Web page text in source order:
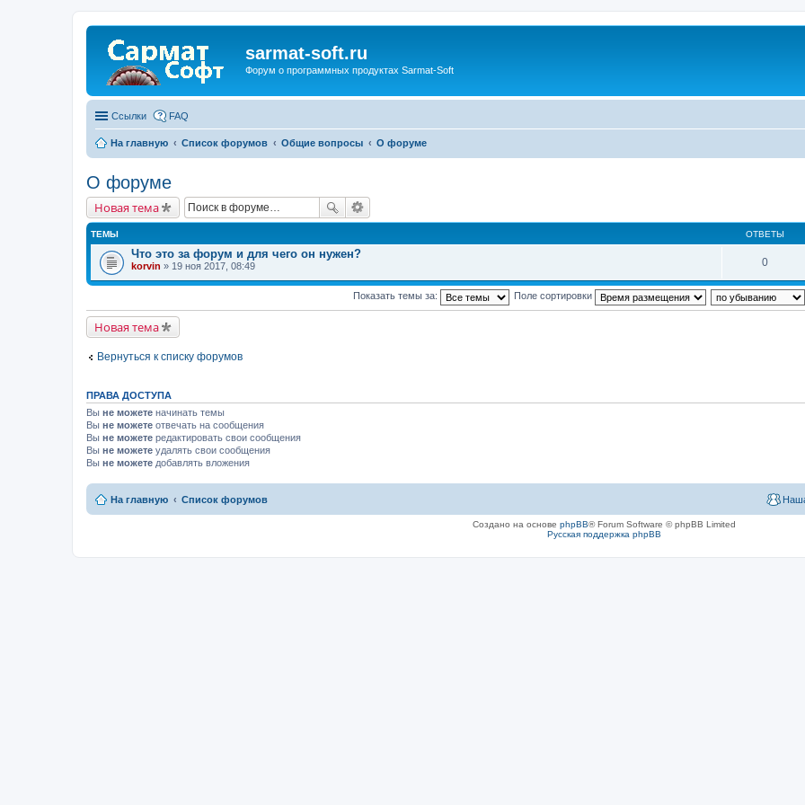
sarmat-soft.ru
Форум о программных продуктах Sarmat-Soft
Ссылки FAQ
На главную Список форумов Общие вопросы О форуме
О форуме
Новая тема
ТЕМЫ ОТВЕТЫ
Что это за форум и для чего он нужен?
korvin » 19 ноя 2017, 08:49 0
Показать темы за: Поле сортировки
Новая тема
Вернуться к списку форумов
ПРАВА ДОСТУПА
Вы не можете начинать темы
Вы не можете отвечать на сообщения
Вы не можете редактировать свои сообщения
Вы не можете удалять свои сообщения
Вы не можете добавлять вложения
На главную Список форумов
Создано на основе phpBB® Forum Software © phpBB Limited
Русская поддержка phpBB